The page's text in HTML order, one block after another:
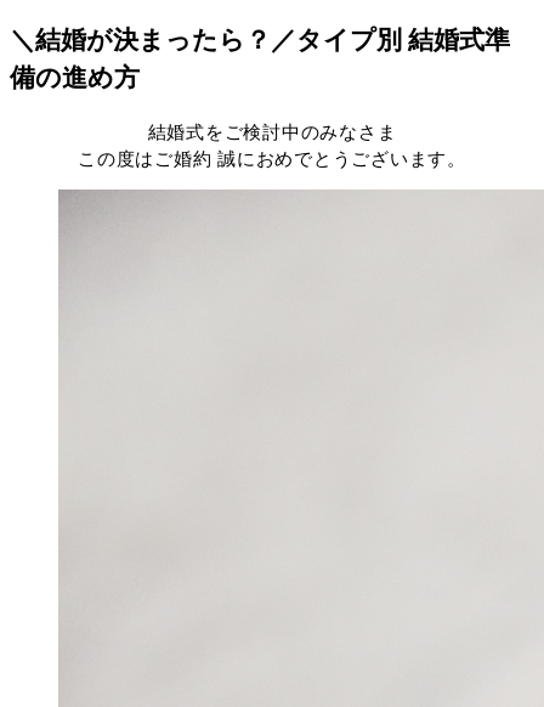
＼結婚が決まったら？／タイプ別 結婚式準
備の進め方
結婚式をご検討中のみなさま
この度はご婚約 誠におめでとうございます。